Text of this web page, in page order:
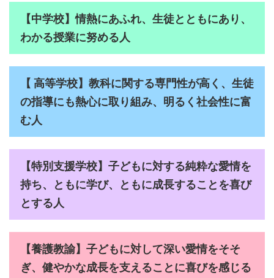
【中学校】情熱にあふれ、生徒とともにあり、
わかる授業に努める人
【 高等学校】教科に関する専門性が高く、生徒
の指導にも熱心に取り組み、明るく社会性に富
む人
【特別支援学校】子どもに対する純粋な愛情を
持ち、ともに学び、ともに成長することを喜び
とする人
【養護教諭】子どもに対して深い愛情をそそ
ぎ、健やかな成長を支えることに喜びを感じる